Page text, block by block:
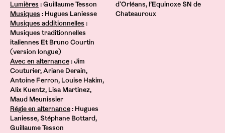
Lumières : Guillaume Tesson
Musiques : Hugues Laniesse
Musiques additionnelles :
Musiques traditionnelles
italiennes Et Bruno Courtin
(version longue)
Avec en alternance : Jim
Couturier, Ariane Derain,
Antoine Ferron, Louise Hakim,
Alix Kuentz, Lisa Martinez,
Maud Meunissier
Régie en alternance : Hugues
Laniesse, Stéphane Bottard,
Guillaume Tesson
d'Orléans, l’Equinoxe SN de
Chateauroux